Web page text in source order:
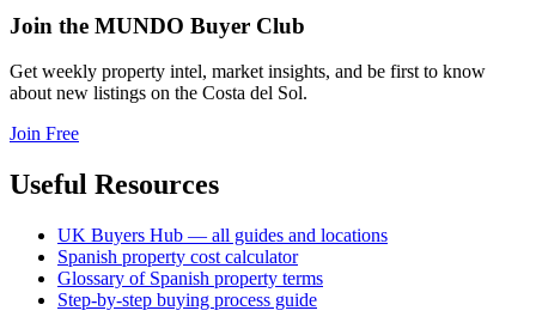
Join the MUNDO Buyer Club
Get weekly property intel, market insights, and be first to know
about new listings on the Costa del Sol.
Join Free
Useful Resources
UK Buyers Hub — all guides and locations
Spanish property cost calculator
Glossary of Spanish property terms
Step-by-step buying process guide